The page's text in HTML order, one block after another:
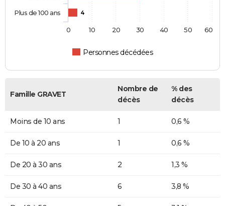
4
Personnes décédées
Plus de 100 ans
0 10 20 30 40 50 60
Famille GRAVET
Nombre de
décès
% des
décès
Moins de 10 ans 1 0,6 %
De 10 à 20 ans 1 0,6 %
De 20 à 30 ans 2 1,3 %
De 30 à 40 ans 6 3,8 %